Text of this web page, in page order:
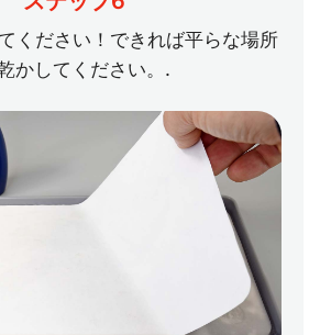
ください！できれば平らな場所
かしてください。.